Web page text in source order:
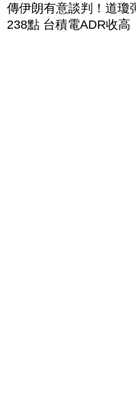
傳伊朗有意談判！道瓊
238點 台積電ADR收高